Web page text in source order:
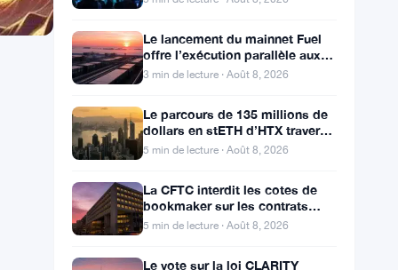
Genius Sports conclut des
Polymarket alors que le chiffre
d’affaires du T2 atteint
5 min de lecture · Août 8, 2026
Le lancement du mainnet Fuel
développeurs d’Ethereum
3 min de lecture · Août 8, 2026